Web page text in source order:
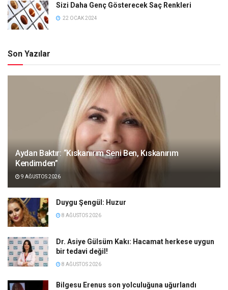
Sizi Daha Genç Gösterecek Saç Renkleri
22 OCAK 2024
Son Yazılar
Aydan Baktır: “Kıskanırım Seni Ben, Kıskanırım
Kendimden”
9 AĞUSTOS 2026
Duygu Şengül: Huzur
8 AĞUSTOS 2026
Dr. Asiye Gülsüm Kakı: Hacamat herkese uygun
bir tedavi değil!
8 AĞUSTOS 2026
Bilgesu Erenus son yolculuğuna uğurlandı